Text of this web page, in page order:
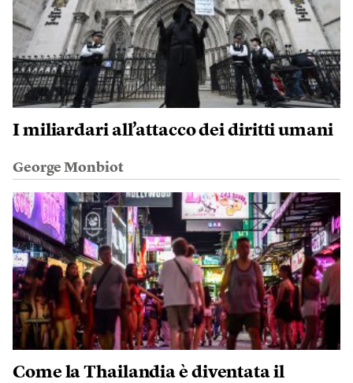
I miliardari all’attacco dei diritti umani
George Monbiot
Come la Thailandia è diventata il